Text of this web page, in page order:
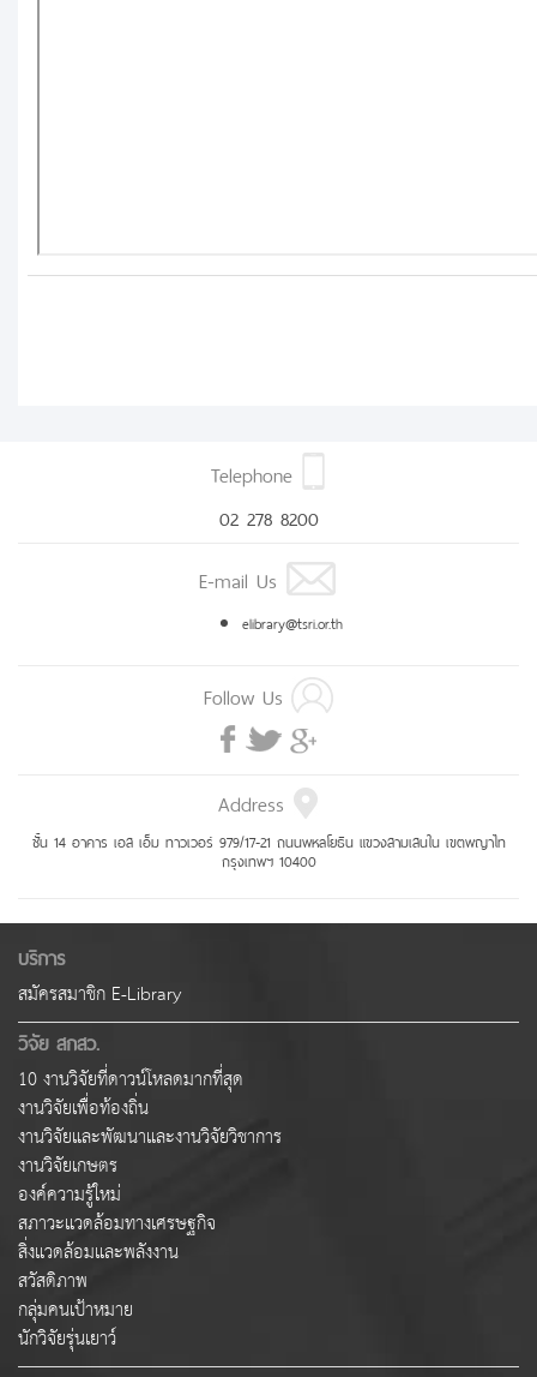
Telephone
02 278 8200
E-mail Us
elibrary@tsri.or.th
Follow Us
Address
ชั้น 14 อาคาร เอส เอ็ม ทาวเวอร์ 979/17-21 ถนนพหลโยธิน แขวงสามเสนใน เขตพญาไท
กรุงเทพฯ 10400
บริการ
สมัครสมาชิก E-Library
วิจัย สกสว.
10 งานวิจัยที่ดาวน์โหลดมากที่สุด
งานวิจัยเพื่อท้องถิ่น
งานวิจัยและพัฒนาและงานวิจัยวิชาการ
งานวิจัยเกษตร
องค์ความรู้ใหม่
สภาวะแวดล้อมทางเศรษฐกิจ
สิ่งแวดล้อมและพลังงาน
สวัสดิภาพ
กลุ่มคนเป้าหมาย
นักวิจัยรุ่นเยาว์